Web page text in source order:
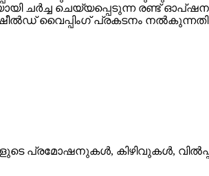
ചർച്ച ചെയ്യപ്പെടുന്ന രണ്ട്
വൈപ്പിംഗ് പ്രകടനം
പ്രമോഷനുകൾ, കിഴിവുകൾ,